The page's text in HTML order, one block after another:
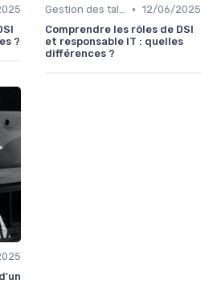
?
Gestion des talents IT • 12/06/2025
Comprendre les rôles de DSI
et responsable IT : quelles
différences ?